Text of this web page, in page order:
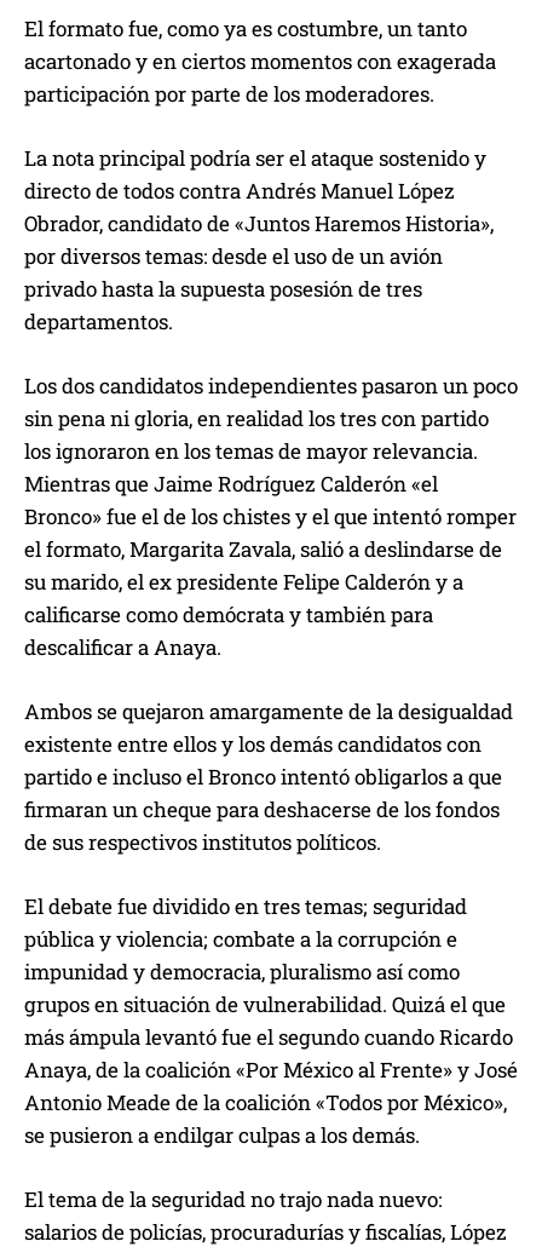
El formato fue, como ya es costumbre, un tanto
acartonado y en ciertos momentos con exagerada
participación por parte de los moderadores.
La nota principal podría ser el ataque sostenido y
directo de todos contra Andrés Manuel López
Obrador, candidato de «Juntos Haremos Historia»,
por diversos temas: desde el uso de un avión
privado hasta la supuesta posesión de tres
departamentos.
Los dos candidatos independientes pasaron un poco
sin pena ni gloria, en realidad los tres con partido
los ignoraron en los temas de mayor relevancia.
Mientras que Jaime Rodríguez Calderón «el
Bronco» fue el de los chistes y el que intentó romper
el formato, Margarita Zavala, salió a deslindarse de
su marido, el ex presidente Felipe Calderón y a
calificarse como demócrata y también para
descalificar a Anaya.
Ambos se quejaron amargamente de la desigualdad
existente entre ellos y los demás candidatos con
partido e incluso el Bronco intentó obligarlos a que
firmaran un cheque para deshacerse de los fondos
de sus respectivos institutos políticos.
El debate fue dividido en tres temas; seguridad
pública y violencia; combate a la corrupción e
impunidad y democracia, pluralismo así como
grupos en situación de vulnerabilidad. Quizá el que
más ámpula levantó fue el segundo cuando Ricardo
Anaya, de la coalición «Por México al Frente» y José
Antonio Meade de la coalición «Todos por México»,
se pusieron a endilgar culpas a los demás.
El tema de la seguridad no trajo nada nuevo:
salarios de policías, procuradurías y fiscalías, López